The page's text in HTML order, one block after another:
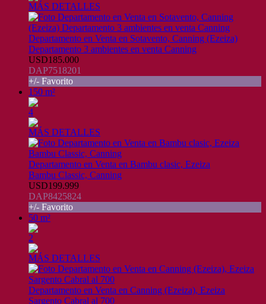
MÁS DETALLES
Departamento en Venta en Sotavento, Canning (Ezeiza)
Departamento 3 ambientes en venta Canning
USD185.000
DAP7518201
+/- Favorito
150 m²
4
MÁS DETALLES
Departamento en Venta en Bambu clasic, Ezeiza
Bambu Classic, Canning
USD199.999
DAP8425824
+/- Favorito
50 m²
2
MÁS DETALLES
Departamento en Venta en Canning (Ezeiza), Ezeiza
Sargento Cabral al 700